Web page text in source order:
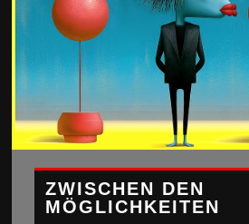
ZWISCHEN DEN
MÖGLICHKEITEN